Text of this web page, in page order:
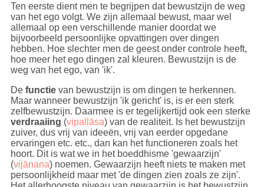
Ten eerste dient men te begrijpen dat bewustzijn de weg
van het ego volgt. We zijn allemaal bewust, maar wel
allemaal op een verschillende manier doordat we
bijvoorbeeld persoonlijke opvattingen over dingen
hebben. Hoe slechter men de geest onder controle heeft,
hoe meer het ego dingen zal kleuren. Bewustzijn is de
weg van het ego, van 'ik'.
De functievan bewustzijn is om dingen te herkennen.
Maar wanneer bewustzijn 'ik gericht' is, is er een sterk
zelfbewustzijn. Daarmee is er tegelijkertijd ook een sterke
verdraaiing (vipallāsa) van de realiteit. Is het bewustzijn
zuiver, dus vrij van ideeën, vrij van eerder opgedane
ervaringen etc. etc., dan kan het functioneren zoals het
hoort. Dit is wat we in het boeddhisme 'gewaarzijn'
(vijānana) noemen. Gewaarzijn heeft niets te maken met
persoonlijkheid maar met 'de dingen zien zoals ze zijn'.